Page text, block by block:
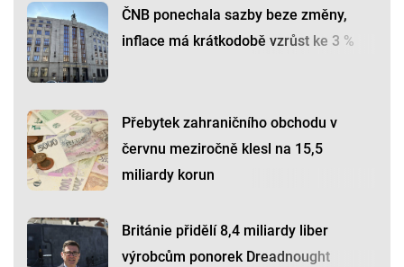
ČNB ponechala sazby beze změny,
inflace má krátkodobě vzrůst ke 3 %
Přebytek zahraničního obchodu v
červnu meziročně klesl na 15,5
miliardy korun
Británie přidělí 8,4 miliardy liber
výrobcům ponorek Dreadnought